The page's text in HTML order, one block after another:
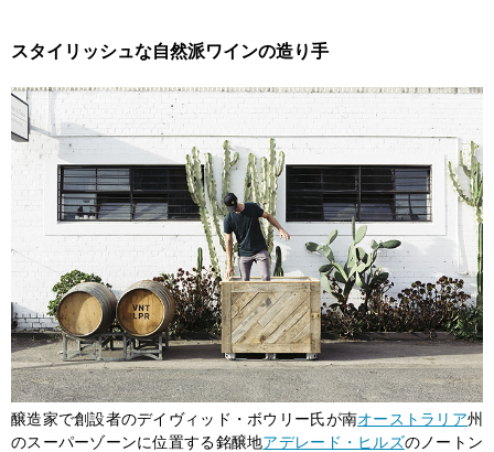
スタイリッシュな自然派ワインの造り手
醸造家で創設者のデイヴィッド・ボウリー氏が南オーストラリア州
のスーパーゾーンに位置する銘醸地アデレード・ヒルズのノートン